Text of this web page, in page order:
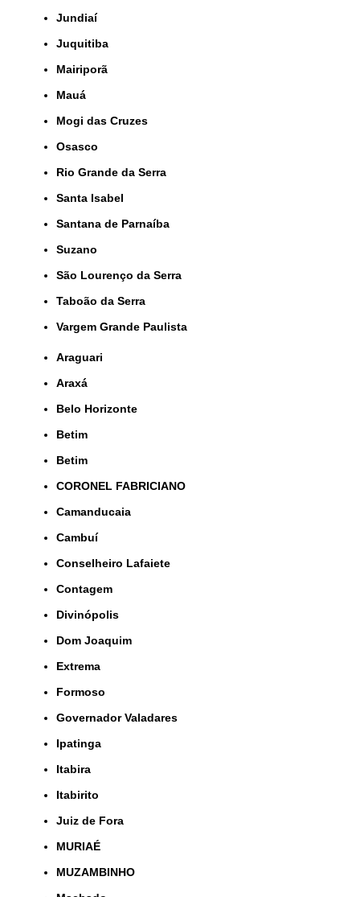
Jundiaí
Juquitiba
Mairiporã
Mauá
Mogi das Cruzes
Osasco
Rio Grande da Serra
Santa Isabel
Santana de Parnaíba
Suzano
São Lourenço da Serra
Taboão da Serra
Vargem Grande Paulista
Araguari
Araxá
Belo Horizonte
Betim
Betim
CORONEL FABRICIANO
Camanducaia
Cambuí
Conselheiro Lafaiete
Contagem
Divinópolis
Dom Joaquim
Extrema
Formoso
Governador Valadares
Ipatinga
Itabira
Itabirito
Juiz de Fora
MURIAÉ
MUZAMBINHO